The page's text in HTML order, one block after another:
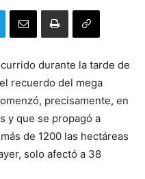
durante la tarde de
recuerdo del mega
precisamente, en
y que se propagó a
de 1200 las hectáreas
solo afectó a 38